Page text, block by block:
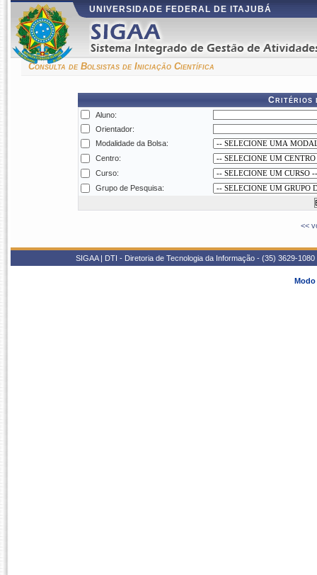
UNIVERSIDADE FEDERAL DE ITAJUBÁ
Consulta de Bolsistas de Iniciação Científica
Critérios
Aluno:
Orientador:
Modalidade da Bolsa:
Centro:
Curso:
Grupo de Pesquisa:
<<
SIGAA | DTI - Diretoria de Tecnologia da Informação - (35) 3629-
Modo